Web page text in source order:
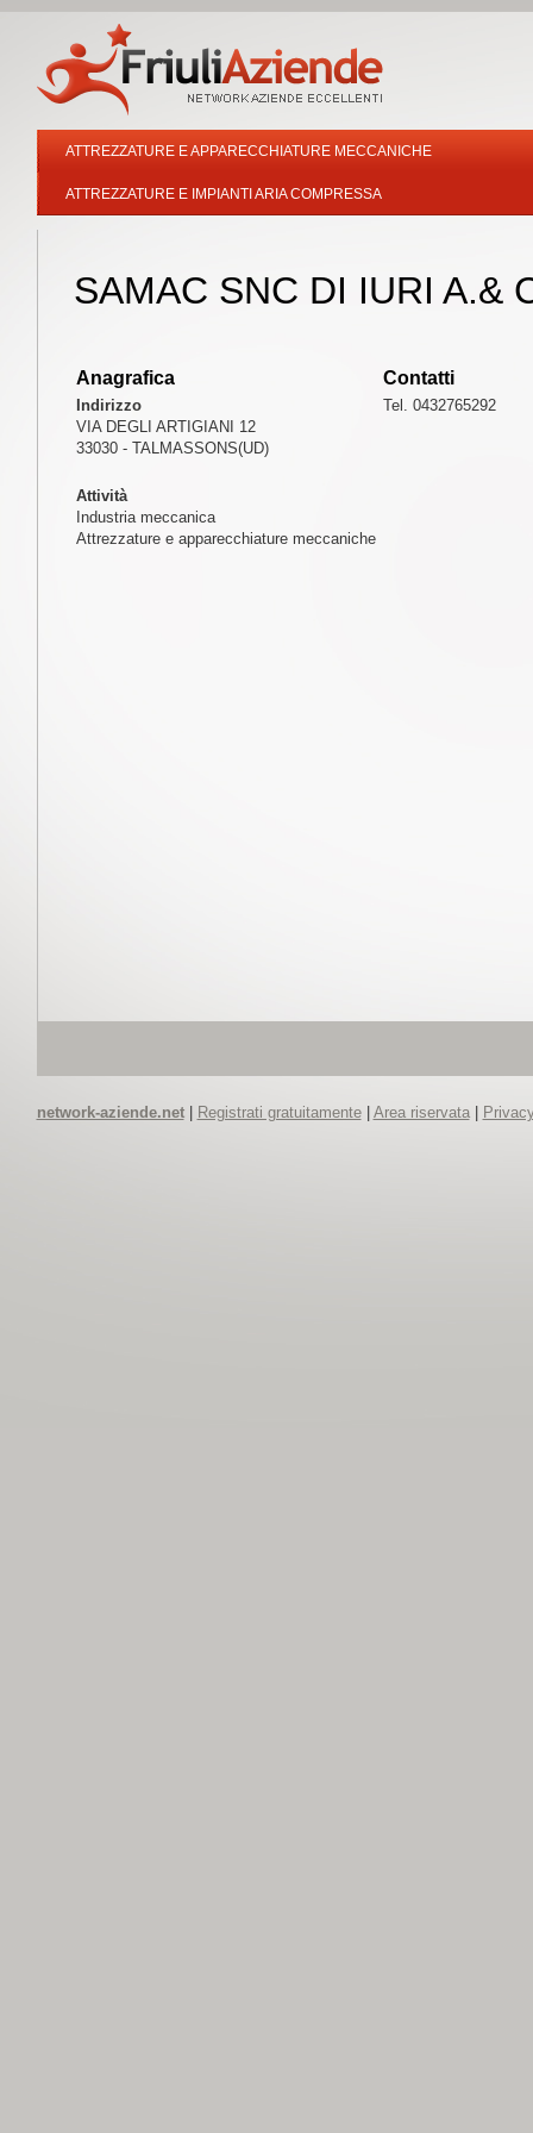
ATTREZZATURE E APPARECCHIATURE MECCANICHE
ATTREZZATURE E IMPIANTI ARIA COMPRESSA
SAMAC SNC DI IURI A.&
Anagrafica
Indirizzo
VIA DEGLI ARTIGIANI 12
33030 - TALMASSONS(UD)
Contatti
Tel. 0432765292
Attività
Industria meccanica
Attrezzature e apparecchiature meccaniche
network-aziende.net| Registrati gratuitamente| Area riservata|